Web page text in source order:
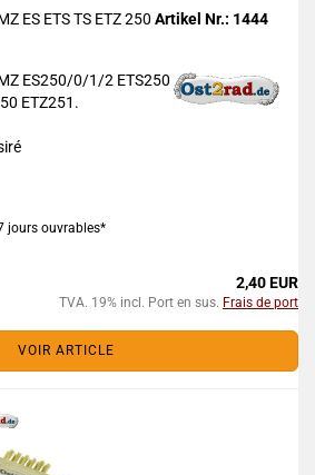
ES ETS TS ETZ 250 Artikel Nr.: 1444
ES250/0/1/2 ETS250
ETZ251.
jours ouvrables*
2,40 EUR
TVA. 19% incl. Port en sus. Frais de port
VOIR ARTICLE